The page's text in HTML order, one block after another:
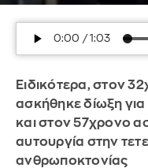
Ειδικότερα, στον
ασκήθηκε δίωξη
και στον 57χρονο
αυτουργία στην
ανθρωποκτονίας